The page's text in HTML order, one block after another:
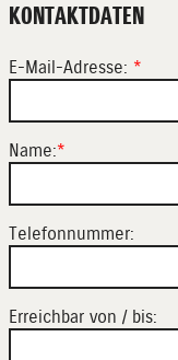
KONTAKTDATEN
E-Mail-Adresse: *
Name:*
Telefonnummer:
Erreichbar von / bis: